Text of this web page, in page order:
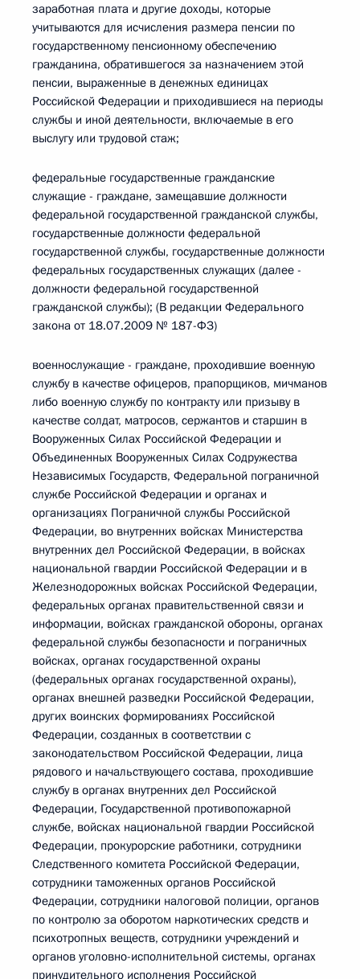
заработная плата и другие доходы, которые
учитываются для исчисления размера пенсии по
государственному пенсионному обеспечению
гражданина, обратившегося за назначением этой
пенсии, выраженные в денежных единицах
Российской Федерации и приходившиеся на периоды
службы и иной деятельности, включаемые в его
выслугу или трудовой стаж;
федеральные государственные гражданские
служащие - граждане, замещавшие должности
федеральной государственной гражданской службы,
государственные должности федеральной
государственной службы, государственные должности
федеральных государственных служащих (далее -
должности федеральной государственной
гражданской службы); (В редакции Федерального
закона от 18.07.2009 № 187-ФЗ)
военнослужащие - граждане, проходившие военную
службу в качестве офицеров, прапорщиков, мичманов
либо военную службу по контракту или призыву в
качестве солдат, матросов, сержантов и старшин в
Вооруженных Силах Российской Федерации и
Объединенных Вооруженных Силах Содружества
Независимых Государств, Федеральной пограничной
службе Российской Федерации и органах и
организациях Пограничной службы Российской
Федерации, во внутренних войсках Министерства
внутренних дел Российской Федерации, в войсках
национальной гвардии Российской Федерации и в
Железнодорожных войсках Российской Федерации,
федеральных органах правительственной связи и
информации, войсках гражданской обороны, органах
федеральной службы безопасности и пограничных
войсках, органах государственной охраны
(федеральных органах государственной охраны),
органах внешней разведки Российской Федерации,
других воинских формированиях Российской
Федерации, созданных в соответствии с
законодательством Российской Федерации, лица
рядового и начальствующего состава, проходившие
службу в органах внутренних дел Российской
Федерации, Государственной противопожарной
службе, войсках национальной гвардии Российской
Федерации, прокурорские работники, сотрудники
Следственного комитета Российской Федерации,
сотрудники таможенных органов Российской
Федерации, сотрудники налоговой полиции, органов
по контролю за оборотом наркотических средств и
психотропных веществ, сотрудники учреждений и
органов уголовно-исполнительной системы, органах
принудительного исполнения Российской